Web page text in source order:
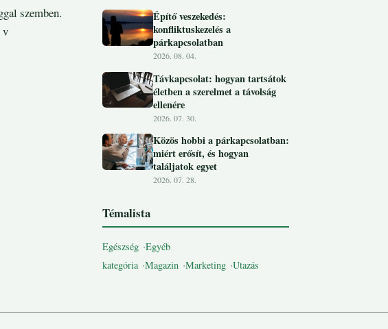
szemben.
v
Építő veszekedés:
konfliktuskezelés a
párkapcsolatban
2026. 08. 04.
Távkapcsolat: hogyan tartsátok
életben a szerelmet a távolság
ellenére
2026. 07. 30.
Közös hobbi a párkapcsolatban:
miért erősít, és hogyan
találjatok egyet
2026. 07. 28.
Témalista
Egészség Egyéb
kategória Magazin Marketing Utazás